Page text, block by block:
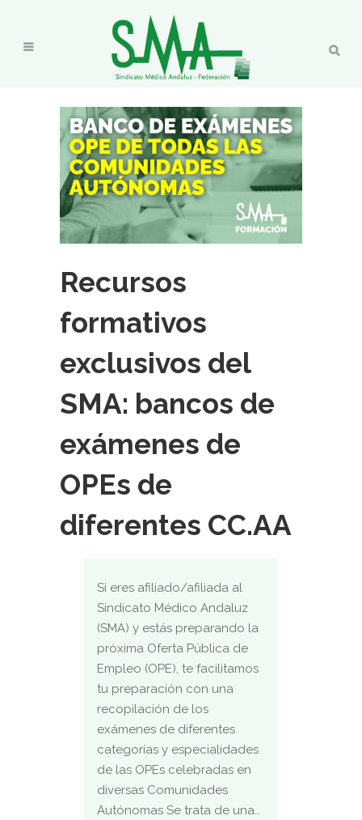
Recursos
formativos
exclusivos del
SMA: bancos de
exámenes de
OPEs de
diferentes CC.AA
Si eres afiliado/afiliada al
Sindicato Médico Andaluz
(SMA) y estás preparando la
próxima Oferta Pública de
Empleo (OPE), te facilitamos
tu preparación con una
recopilación de los
exámenes de diferentes
categorías y especialidades
de las OPEs celebradas en
diversas Comunidades
Autónomas Se trata de una…